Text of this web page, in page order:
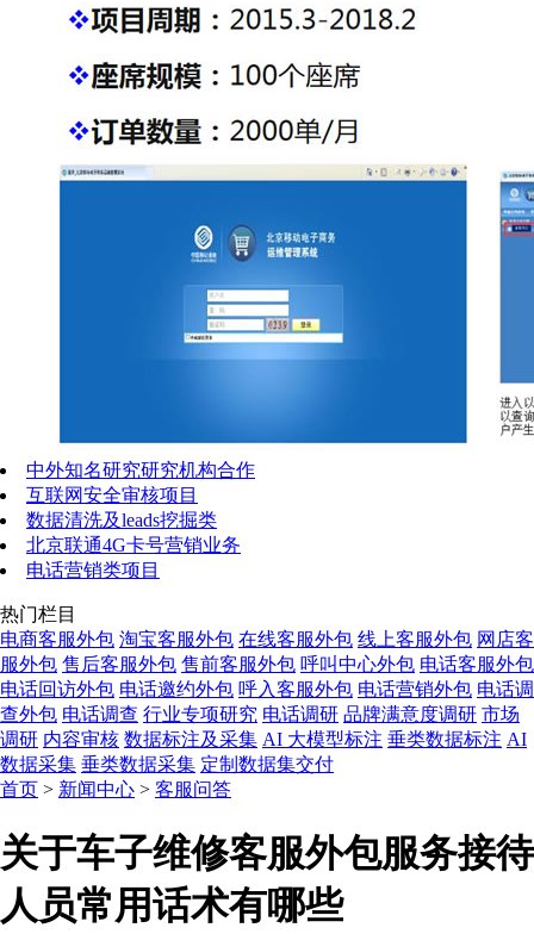
中外知名研究研究机构合作
互联网安全审核项目
数据清洗及leads挖掘类
北京联通4G卡号营销业务
电话营销类项目
热门栏目
电商客服外包 淘宝客服外包 在线客服外包 线上客服外包 网店客
服外包 售后客服外包 售前客服外包 呼叫中心外包 电话客服外包
电话回访外包 电话邀约外包 呼入客服外包 电话营销外包 电话调
查外包 电话调查 行业专项研究 电话调研 品牌满意度调研 市场
调研 内容审核 数据标注及采集 AI 大模型标注 垂类数据标注 AI
数据采集 垂类数据采集 定制数据集交付
首页 > 新闻中心 > 客服问答
关于车子维修客服外包服务接待
人员常用话术有哪些